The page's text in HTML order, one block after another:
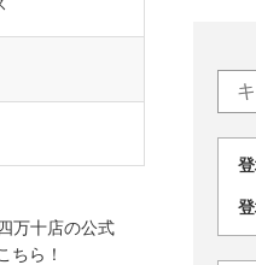
万十店の公式
ちら！